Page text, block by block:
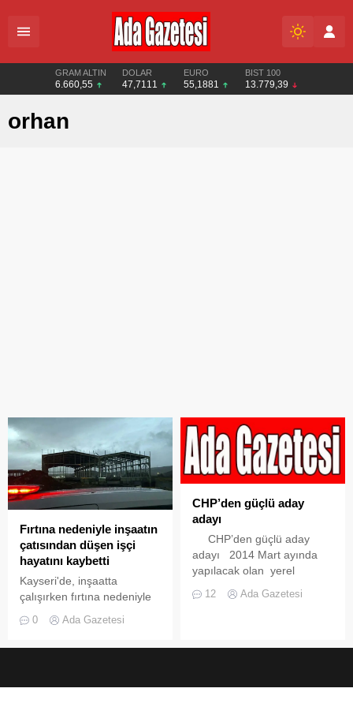
GRAM ALTIN
6.660,55
DOLAR
47,7111
EURO
55,1881
BIST 100
13.779,39
orhan
Fırtına nedeniyle inşaatın
çatısından düşen işçi
hayatını kaybetti
Kayseri'de, inşaatta
çalışırken fırtına nedeniyle
kopan demir panelin
çarpmasıyla dengesini
Olayla ilgili inceleme
0 Ada Gazetesi
CHP’den güçlü aday
adayı
CHP’den güçlü aday
adayı 2014 Mart ayında
yapılacak olan yerel
ön plana çıkan Cumhuriyet
İstanbul Büyük Şehir
12 Ada Gazetesi